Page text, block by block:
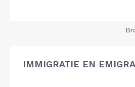
IMMIGRATIE EN